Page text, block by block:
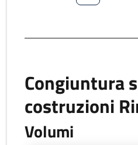
Congiuntura
costruzioni
Volumi